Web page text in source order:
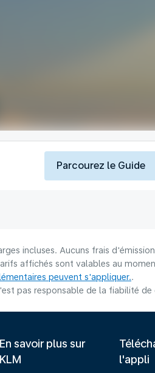
Parcourez le Guide
incluses. Aucuns frais
affichés sont valables au
peuvent s'appliquer..
pas responsable de la fiabilité de
En savoir plus sur
KLM
l'appli